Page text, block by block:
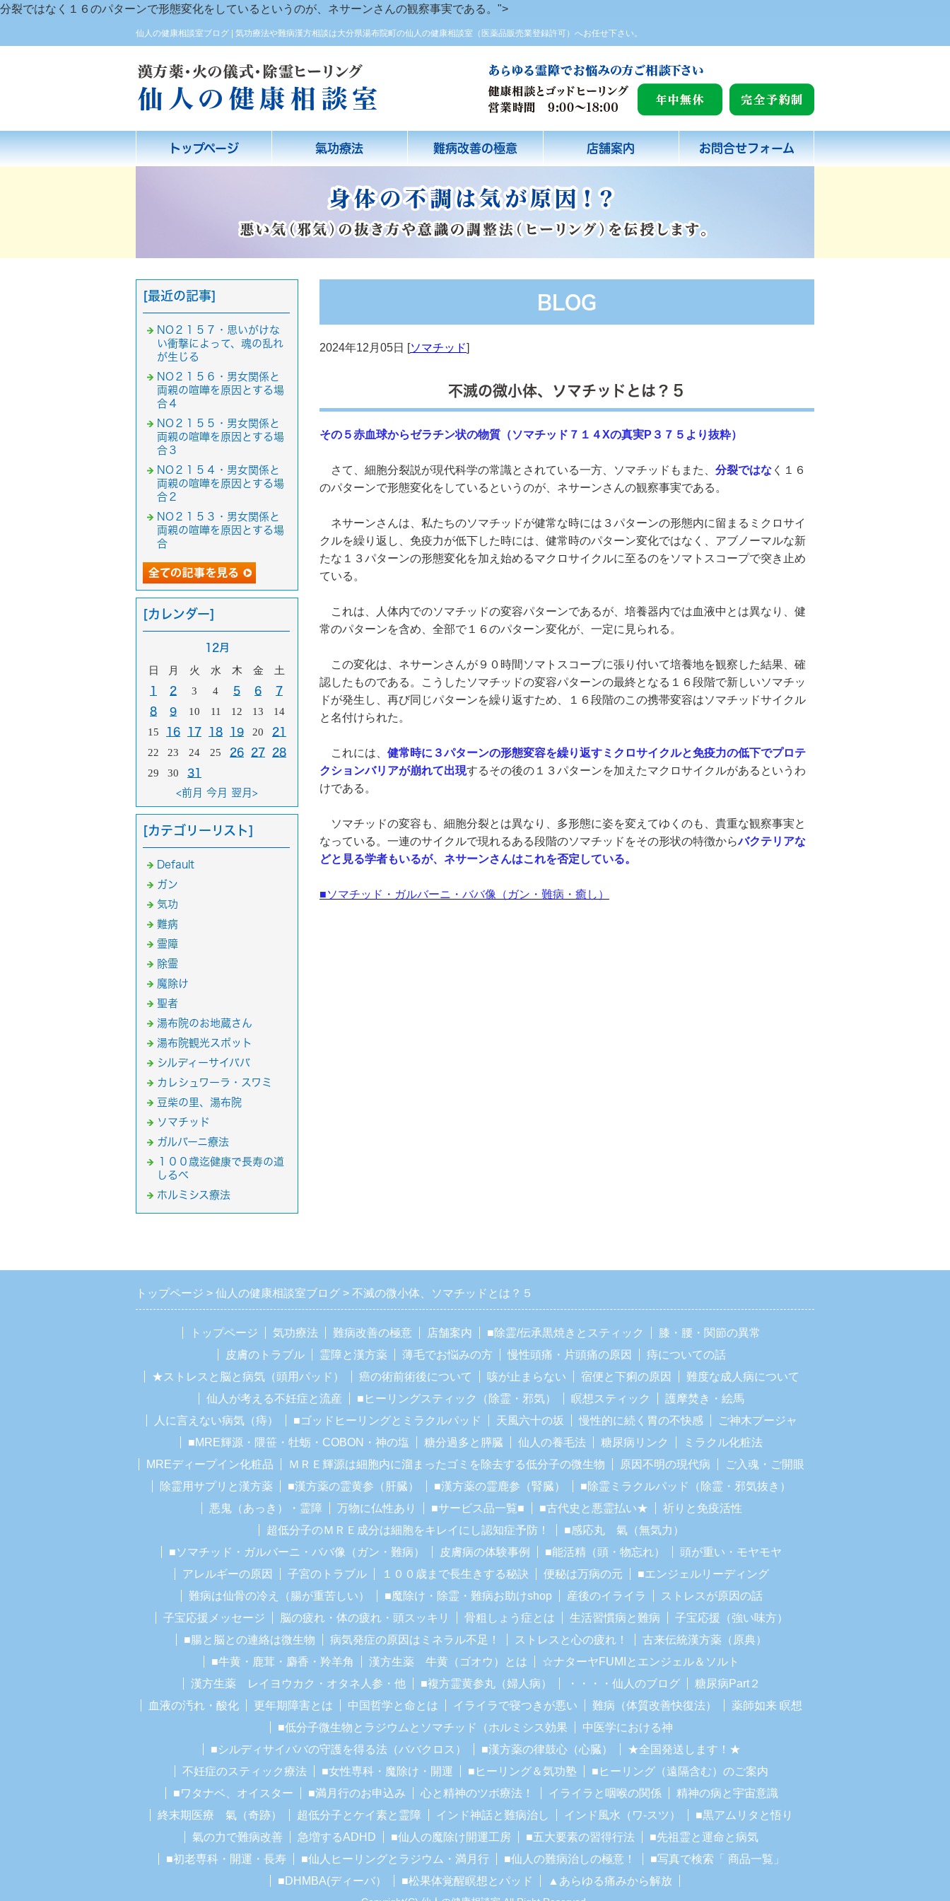
分裂ではなく１６のパターンで形態変化をしているというのが、ネサーンさんの観察事実である。">
仙人の健康相談室ブログ | 気功療法や難病漢方相談は大分県湯布院町の仙人の健康相談室（医薬品販売業登録許可）へお任せ下さい。
トップページ 氣功療法 難病改善の極意 店舗案内 お問合せフォーム
BLOG
2024年12月05日 [ソマチッド]
不滅の微小体、ソマチッドとは？５
その５赤血球からゼラチン状の物質（ソマチッド７１４Xの真実P３７５より抜粋）
さて、細胞分裂説が現代科学の常識とされている一方、ソマチッドもまた、 分裂ではな く１６
のパターンで形態変化をしているというのが、ネサーンさんの観察事実である。
ネサーンさんは、私たちのソマチッドが健常な時には３パターンの形態内に留まるミクロサイ
クルを繰り返し、免疫力が低下した時には、健常時のパターン変化ではなく、アブノーマルな新
たな１３パターンの形態変化を加え始めるマクロサイクルに至るのをソマトスコープで突き止め
ている。
これは、人体内でのソマチッドの変容パターンであるが、培養器内では血液中とは異なり、健
常のパターンを含め、全部で１６のパターン変化が、一定に見られる。
この変化は、ネサーンさんが９０時間ソマトスコープに張り付いて培養地を観察した結果、確
認したものである。こうしたソマチッドの変容パターンの最終となる１６段階で新しいソマチッ
ドが発生し、再び同じパターンを繰り返すため、１６段階のこの携帯変容はソマチッドサイクル
と名付けられた。
これには、 健常時に３パターンの形態変容を繰り返すミクロサイクルと免疫力の低下でプロテ
クションバリアが崩れて出現するその後の１３パターンを加えたマクロサイクルがあるというわ
けである。
ソマチッドの変容も、細胞分裂とは異なり、多形態に姿を変えてゆくのも、貴重な観察事実と
なっている。一連のサイクルで現れるある段階のソマチッドをその形状の特徴からバクテリアな
どと見る学者もいるが、ネサーンさんはこれを否定している。
■ソマチッド・ガルバーニ・ババ像（ガン・難病・癒し）
[最近の記事]
NO２１５７・思いがけな
い衝撃によって、魂の乱れ
が生じる
NO２１５６・男女関係と
両親の喧嘩を原因とする場
合４
NO２１５５・男女関係と
両親の喧嘩を原因とする場
合３
NO２１５４・男女関係と
両親の喧嘩を原因とする場
合２
NO２１５３・男女関係と
両親の喧嘩を原因とする場
合
[カレンダー]
12月
日 月 火 水 木 金 土
1 2 3 4 5 6
7
8
9 10 11 12 13
14
15
16 17 18 19 20 21
22 23 24 25 26 27 28
29 30
31
<前月 今月 翌月>
[カテゴリーリスト]
Default
ガン
気功
難病
霊障
除霊
魔除け
聖者
湯布院のお地蔵さん
湯布院観光スポット
シルディーサイババ
カレシュワーラ・スワミ
豆柴の里、湯布院
ソマチッド
ガルバーニ療法
１００歳迄健康で長寿の道
しるべ
ホルミシス療法
トップページ 仙人の健康相談室ブログ 不滅の微小体、ソマチッドとは？５
トップページ 気功療法 難病改善の極意 店舗案内 ■除霊/伝承黒焼きとスティック
膝・腰・関節の異常
皮膚のトラブル
霊障と漢方薬 薄毛でお悩みの方 慢性頭痛・片頭痛の原因
痔についての話
★ストレスと脳と病気（頭用パッド）
癌の術前術後について 咳が止まらない 宿便と下痢の原因
難度な成人病について
仙人が考える不妊症と流産
■ヒーリングスティック（除霊・邪気） 瞑想スティック
護摩焚き・絵馬
人に言えない病気（痔）
■ゴッドヒーリングとミラクルパッド 天風六十の坂 慢性的に続く胃の不快感
ご神木プージャ
■MRE輝源・隈笹・牡蛎・COBON・神の塩
糖分過多と膵臓 仙人の養毛法 糖尿病リンク
ミラクル化粧法
MREディープイン化粧品
ＭＲＥ輝源は細胞内に溜まったゴミを除去する低分子の微生物 原因不明の現代病
ご入魂・ご開眼
除霊用サプリと漢方薬
■漢方薬の霊黄参（肝臓） ■漢方薬の霊鹿参（腎臓）
■除霊ミラクルパッド（除霊・邪気抜き）
悪鬼（あっき）・霊障
万物に仏性あり ■サービス品一覧■ ■古代史と悪霊払い★
祈りと免疫活性
超低分子のＭＲＥ成分は細胞をキレイにし認知症予防！
■感応丸 氣（無気力）
■ソマチッド・ガルバーニ・ババ像（ガン・難病）
皮膚病の体験事例 ■能活精（頭・物忘れ）
頭が重い・モヤモヤ
アレルギーの原因
子宮のトラブル １００歳まで長生きする秘訣 便秘は万病の元
■エンジェルリーディング
難病は仙骨の冷え（腸が重苦しい）
■魔除け・除霊・難病お助けshop 産後のイライラ
ストレスが原因の話
子宝応援メッセージ
脳の疲れ・体の疲れ・頭スッキリ 骨粗しょう症とは 生活習慣病と難病
子宝応援（強い味方）
■腸と脳との連絡は微生物
病気発症の原因はミネラル不足！ ストレスと心の疲れ！
古来伝統漢方薬（原典）
■牛黄・鹿茸・麝香・羚羊角
漢方生薬 牛黄（ゴオウ）とは
☆ナターヤFUMIとエンジェル＆ソルト
漢方生薬 レイヨウカク・オタネ人参・他
■複方霊黄参丸（婦人病） ・・・・仙人のブログ
糖尿病Part２
血液の汚れ・酸化
更年期障害とは 中国哲学と命とは イライラで寝つきが悪い 難病（体質改善快復法）
薬師如来 瞑想
■低分子微生物とラジウムとソマチッド（ホルミシス効果
中医学における神
■シルディサイババの守護を得る法（ババクロス）
■漢方薬の律鼓心（心臓）
★全国発送します！★
不妊症のスティック療法
■女性専科・魔除け・開運 ■ヒーリング＆気功塾
■ヒーリング（遠隔含む）のご案内
■ワタナベ、オイスター
■満月行のお申込み 心と精神のツボ療法！ イライラと咽喉の関係
精神の病と宇宙意識
終末期医療 氣（奇跡）
超低分子とケイ素と霊障 インド神話と難病治し インド風水（ワ-スツ）
■黒アムリタと悟り
氣の力で難病改善
急増するADHD ■仙人の魔除け開運工房 ■五大要素の習得行法
■先祖霊と運命と病気
■初老専科・開運・長寿
■仙人ヒーリングとラジウム・満月行 ■仙人の難病治しの極意！
■写真で検索「 商品一覧」
■DHMBA(ディーバ）
■松果体覚醒瞑想とパッド ▲あらゆる痛みから解放